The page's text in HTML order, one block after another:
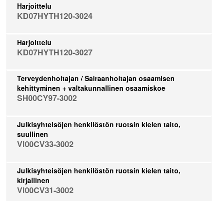
Harjoittelu
KD07HYTH120-3024
Harjoittelu
KD07HYTH120-3027
Terveydenhoitajan / Sairaanhoitajan osaamisen
kehittyminen + valtakunnallinen osaamiskoe
SH00CY97-3002
Julkisyhteisöjen henkilöstön ruotsin kielen taito,
suullinen
VI00CV33-3002
Julkisyhteisöjen henkilöstön ruotsin kielen taito,
kirjallinen
VI00CV31-3002